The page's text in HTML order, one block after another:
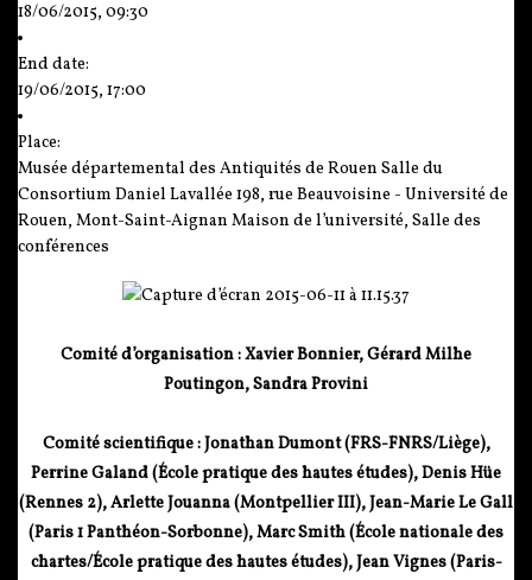
18/06/2015, 09:30
End date:
19/06/2015, 17:00
Place:
Musée départemental des Antiquités de Rouen Salle du
Consortium Daniel Lavallée 198, rue Beauvoisine - Université de
Rouen, Mont-Saint-Aignan Maison de l’université, Salle des
conférences
Comité d’organisation : Xavier Bonnier, Gérard Milhe
Poutingon, Sandra Provini
Comité scientifique : Jonathan Dumont (FRS-FNRS/Liège),
Perrine Galand (École pratique des hautes études), Denis Hüe
(Rennes 2), Arlette Jouanna (Montpellier III), Jean-Marie Le Gall
(Paris 1 Panthéon-Sorbonne), Marc Smith (École nationale des
chartes/École pratique des hautes études), Jean Vignes (Paris-